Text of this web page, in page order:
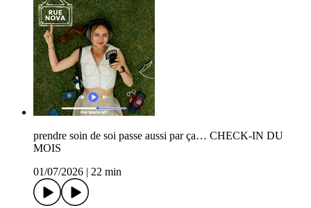
prendre soin de soi passe aussi par ça… CHECK-IN DU
MOIS
01/07/2026 | 22 min